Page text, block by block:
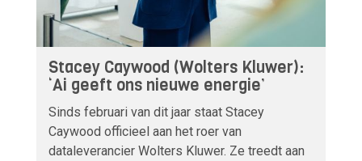
Stacey Caywood (Wolters Kluwer):
‘Ai geeft ons nieuwe energie’
Sinds februari van dit jaar staat Stacey
Caywood officieel aan het roer van
dataleverancier Wolters Kluwer. Ze treedt aan